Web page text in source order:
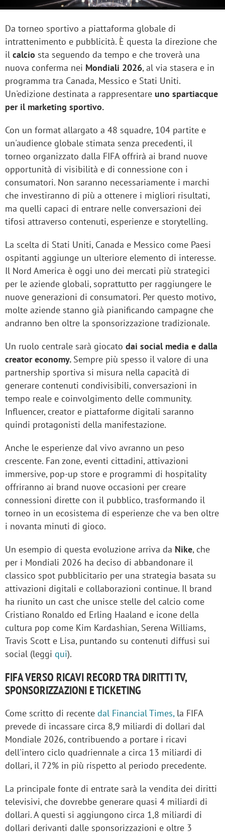
Da torneo sportivo a piattaforma globale di
intrattenimento e pubblicità. È questa la direzione che
il calcio sta seguendo da tempo e che troverà una
nuova conferma nei Mondiali 2026, al via stasera e in
programma tra Canada, Messico e Stati Uniti.
Un'edizione destinata a rappresentare uno spartiacque
per il marketing sportivo.
Con un format allargato a 48 squadre, 104 partite e
un'audience globale stimata senza precedenti, il
torneo organizzato dalla FIFA offrirà ai brand nuove
opportunità di visibilità e di connessione con i
consumatori. Non saranno necessariamente i marchi
che investiranno di più a ottenere i migliori risultati,
ma quelli capaci di entrare nelle conversazioni dei
tifosi attraverso contenuti, esperienze e storytelling.
La scelta di Stati Uniti, Canada e Messico come Paesi
ospitanti aggiunge un ulteriore elemento di interesse.
Il Nord America è oggi uno dei mercati più strategici
per le aziende globali, soprattutto per raggiungere le
nuove generazioni di consumatori. Per questo motivo,
molte aziende stanno già pianificando campagne che
andranno ben oltre la sponsorizzazione tradizionale.
Un ruolo centrale sarà giocato dai social media e dalla
creator economy. Sempre più spesso il valore di una
partnership sportiva si misura nella capacità di
generare contenuti condivisibili, conversazioni in
tempo reale e coinvolgimento delle community.
Influencer, creator e piattaforme digitali saranno
quindi protagonisti della manifestazione.
Anche le esperienze dal vivo avranno un peso
crescente. Fan zone, eventi cittadini, attivazioni
immersive, pop-up store e programmi di hospitality
offriranno ai brand nuove occasioni per creare
connessioni dirette con il pubblico, trasformando il
torneo in un ecosistema di esperienze che va ben oltre
i novanta minuti di gioco.
Un esempio di questa evoluzione arriva da Nike, che
per i Mondiali 2026 ha deciso di abbandonare il
classico spot pubblicitario per una strategia basata su
attivazioni digitali e collaborazioni continue. Il brand
ha riunito un cast che unisce stelle del calcio come
Cristiano Ronaldo ed Erling Haaland e icone della
cultura pop come Kim Kardashian, Serena Williams,
Travis Scott e Lisa, puntando su contenuti diffusi sui
social (leggi qui).
FIFA VERSO RICAVI RECORD TRA DIRITTI TV,
SPONSORIZZAZIONI E TICKETING
Come scritto di recente dal Financial Times,la FIFA
prevede di incassare circa 8,9 miliardi di dollari dal
Mondiale 2026, contribuendo a portare i ricavi
dell'intero ciclo quadriennale a circa 13 miliardi di
dollari, il 72% in più rispetto al periodo precedente.
La principale fonte di entrate sarà la vendita dei diritti
televisivi, che dovrebbe generare quasi 4 miliardi di
dollari. A questi si aggiungono circa 1,8 miliardi di
dollari derivanti dalle sponsorizzazioni e oltre 3